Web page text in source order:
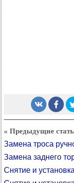
« Предыдущие
Замена троса
Замена заднего
Снятие и